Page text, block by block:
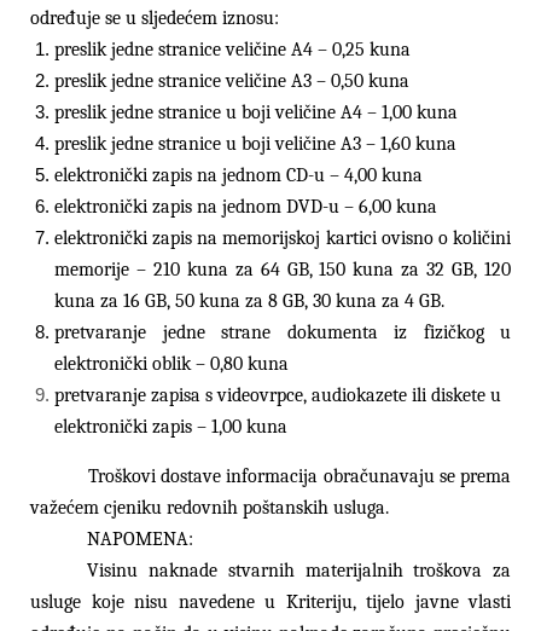
određuje se u sljedećem iznosu:
preslik jedne stranice veličine A4 – 0,25 kuna
preslik jedne stranice veličine A3 – 0,50 kuna
preslik jedne stranice u boji veličine A4 – 1,00 kuna
preslik jedne stranice u boji veličine A3 – 1,60 kuna
elektronički zapis na jednom CD-u – 4,00 kuna
elektronički zapis na jednom DVD-u – 6,00 kuna
elektronički zapis na memorijskoj kartici ovisno o količini
memorije – 210 kuna za 64 GB, 150 kuna za 32 GB, 120
kuna za 16 GB, 50 kuna za 8 GB, 30 kuna za 4 GB.
pretvaranje jedne strane dokumenta iz fizičkog u
elektronički oblik – 0,80 kuna
pretvaranje zapisa s videovrpce, audiokazete ili diskete u
elektronički zapis – 1,00 kuna
Troškovi dostave informacija obračunavaju se prema
važećem cjeniku redovnih poštanskih usluga.
NAPOMENA:
Visinu naknade stvarnih materijalnih troškova za
usluge koje nisu navedene u Kriteriju, tijelo javne vlasti